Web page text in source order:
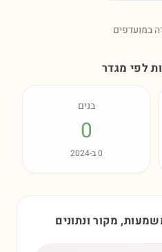
במועדפים
לפי מגדר
בנים
0
0ב-2024
מקור ונתונים